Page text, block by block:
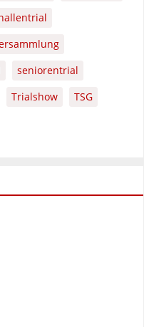
seniorentrial
Trialshow
TSG